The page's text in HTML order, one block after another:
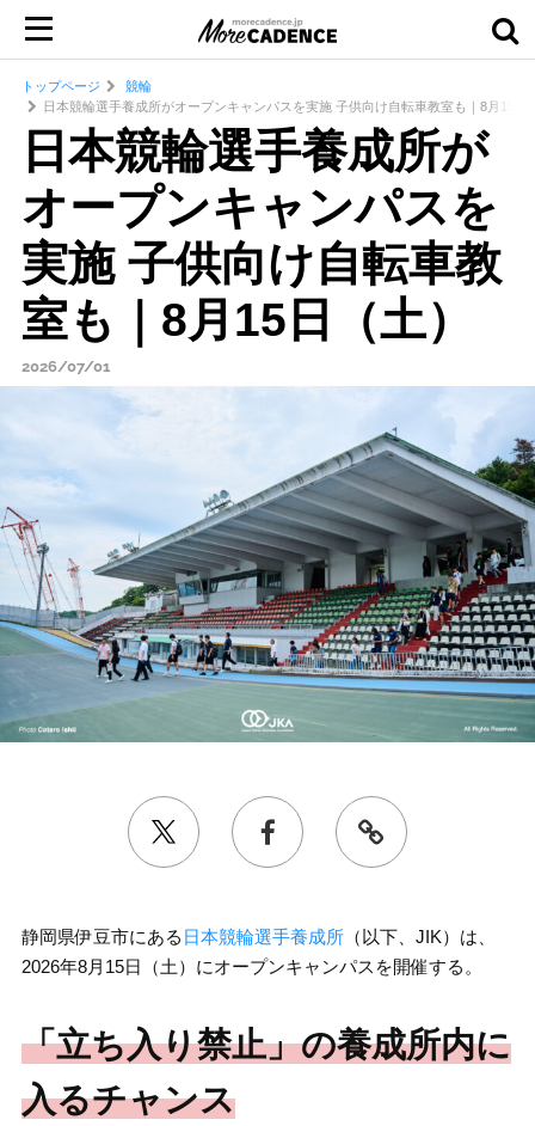
トップページ
競輪
日本競輪選手養成所がオープンキャンパスを実施 子供向け自転車教室も｜8月15日
日本競輪選手養成所が
オープンキャンパスを
実施 子供向け自転車教
室も｜8月15日（土）
2026/07/01
静岡県伊豆市にある 日本競輪選手養成所（以下、JIK）は、
2026年8月15日（土）にオープンキャンパスを開催する。
「立ち入り禁止」の養成所内に
入るチャンス